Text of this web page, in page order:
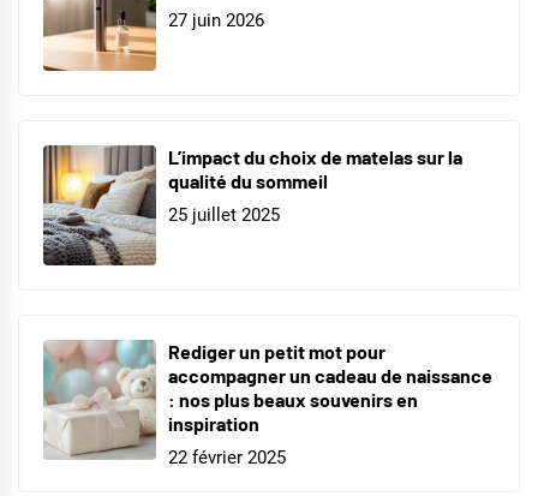
27 juin 2026
L’impact du choix de matelas sur la
qualité du sommeil
25 juillet 2025
Rediger un petit mot pour
accompagner un cadeau de naissance
: nos plus beaux souvenirs en
inspiration
22 février 2025